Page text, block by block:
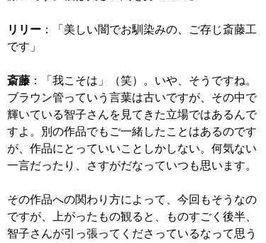
リリー ：「美しい闇でお馴染みの、ご存じ斎藤工
です」
斎藤 ：「我こそは」（笑）。いや、そうですね。
ブラウン管っていう言葉は古いですが、その中で
輝いている智子さんを見てきた立場ではあるんで
すよ。別の作品でもご一緒したことはあるのです
が、作品にとっていいことしかしない。何気ない
一言だったり、さすがだなっていつも思います。
その作品への関わり方によって、今回もそうなの
ですが、上がったもの観ると、ものすごく後半、
智子さんが引っ張ってくださっているなって思う